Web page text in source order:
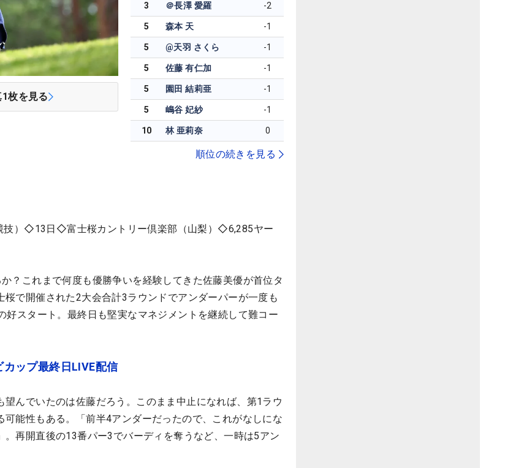
1枚を見る
3 ＠長澤 愛羅 -2
5 森本 天 -1
5 @天羽 さくら -1
5 佐藤 有仁加 -1
5 園田 結莉亜 -1
5 嶋谷 妃紗 -1
10 林 亜莉奈 0
順位の続きを見る
技）◇13日◇富士桜カントリー倶楽部（山梨）◇6,285ヤー
？これまで何度も優勝争いを経験してきた佐藤美優が首位タ
桜で開催された2大会合計3ラウンドでアンダーパーが一度も
好スタート。最終日も堅実なマネジメントを継続して難コー
ップ最終日LIVE配信
んでいたのは佐藤だろう。このまま中止になれば、第1ラウ
可能性もある。「前半4アンダーだったので、これがなしにな
。再開直後の13番パー3でバーディを奪うなど、一時は5アン